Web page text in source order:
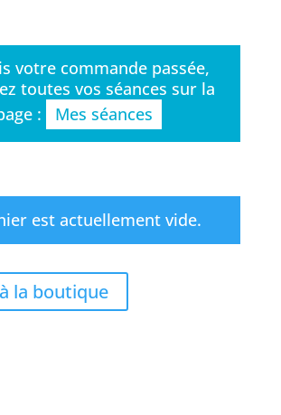
votre commande passée,
toutes vos séances sur la
:
Mes séances
est actuellement vide.
la boutique